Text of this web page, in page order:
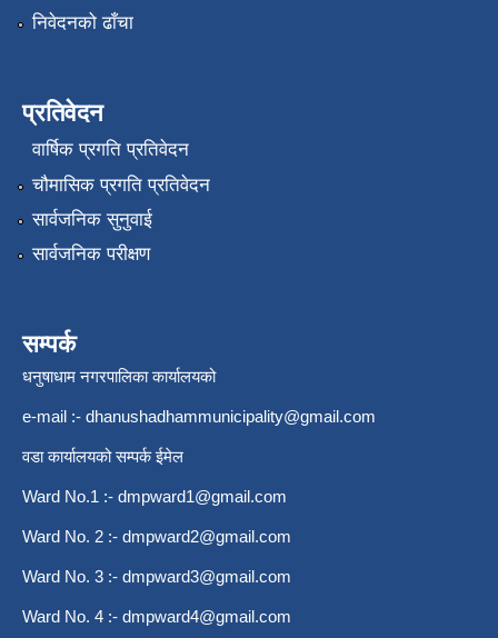
निवेदनको ढाँचा
प्रतिवेदन
वार्षिक प्रगति प्रतिवेदन
चौमासिक प्रगति प्रतिवेदन
सार्वजनिक सुनुवाई
सार्वजनिक परीक्षण
सम्पर्क
धनुषाधाम नगरपालिका कार्यालयको
e-mail :- dhanushadhammunicipality@gmail.com
वडा कार्यालयको सम्पर्क ईमेल
Ward No.1 :- dmpward1@gmail.com
Ward No. 2 :- dmpward2@gmail.com
Ward No. 3 :- dmpward3@gmail.com
Ward No. 4 :- dmpward4@gmail.com